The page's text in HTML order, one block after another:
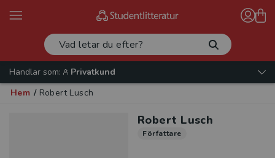
Handlar som:
Privatkund
Hem / Robert Lusch
Robert Lusch
Författare